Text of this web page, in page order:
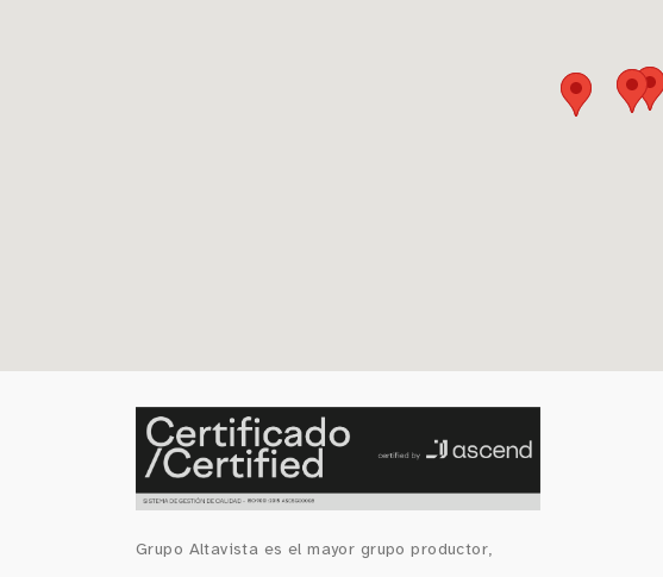
Grupo Altavista es el mayor grupo productor,